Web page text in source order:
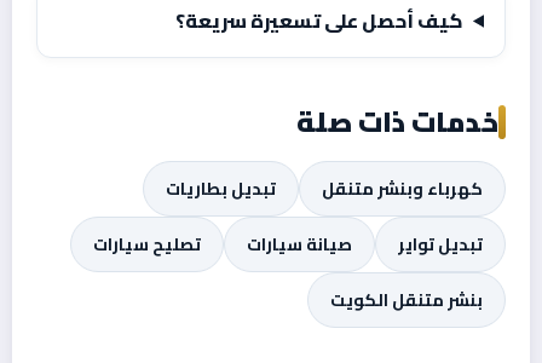
كيف أحصل على تسعيرة سريعة؟
خدمات ذات صلة
كهرباء وبنشر متنقل
تبديل بطاريات
تبديل تواير
صيانة سيارات
تصليح سيارات
بنشر متنقل الكويت